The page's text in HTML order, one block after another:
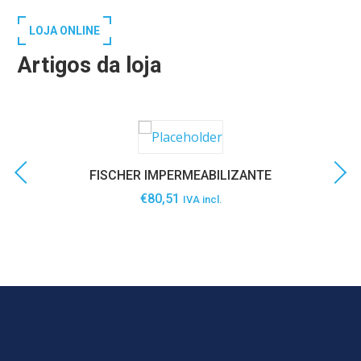
LOJA ONLINE
Artigos da loja
FISCHER IMPERMEABILIZANTE
€80,51 IVA incl.
SABER MAIS